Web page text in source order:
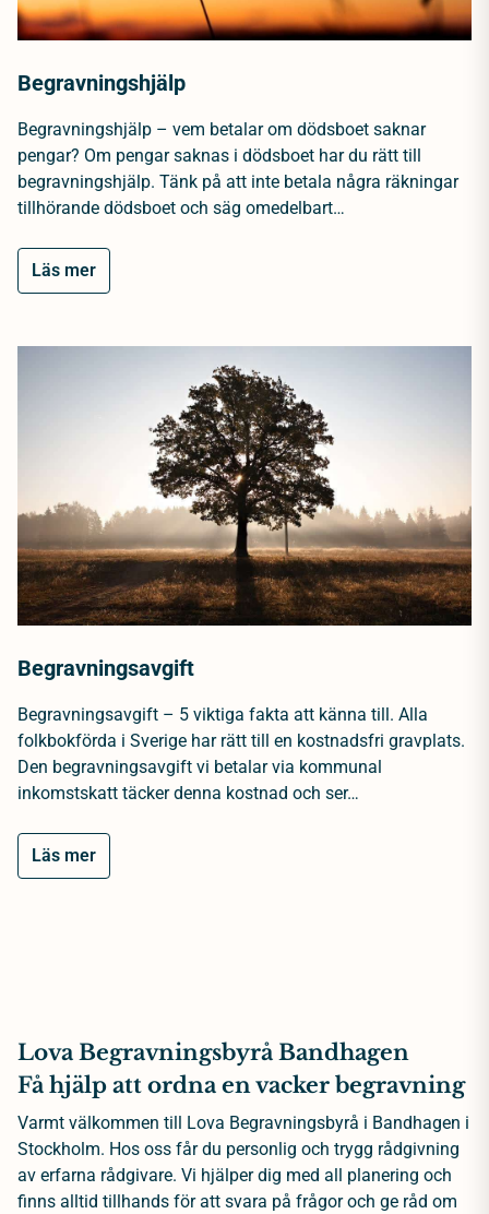
Begravningshjälp
Begravningshjälp – vem betalar om dödsboet saknar
pengar? Om pengar saknas i dödsboet har du rätt till
begravningshjälp. Tänk på att inte betala några räkningar
tillhörande dödsboet och säg omedelbart…
Läs mer
Begravningsavgift
Begravningsavgift – 5 viktiga fakta att känna till. Alla
folkbokförda i Sverige har rätt till en kostnadsfri gravplats.
Den begravningsavgift vi betalar via kommunal
inkomstskatt täcker denna kostnad och ser…
Läs mer
Lova Begravningsbyrå Bandhagen
Få hjälp att ordna en vacker begravning
Varmt välkommen till Lova Begravningsbyrå i Bandhagen i
Stockholm. Hos oss får du personlig och trygg rådgivning
av erfarna rådgivare. Vi hjälper dig med all planering och
finns alltid tillhands för att svara på frågor och ge råd om